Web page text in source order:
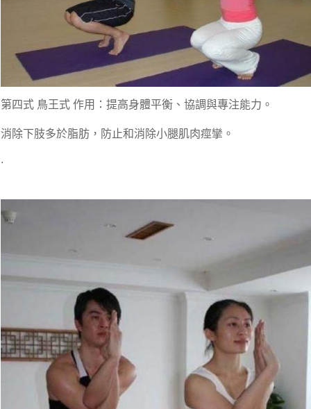
第四式 鳥王式 作用：提高身體平衡、協調與專注能力。
消除下肢多於脂肪，防止和消除小腿肌肉痙攣。
.